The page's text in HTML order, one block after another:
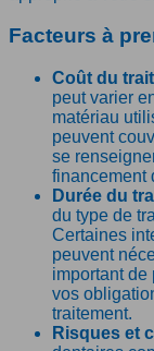
Facteurs à
Coût du
peut varier
matériau
peuvent
se
financement
Durée du
du type de
Certaines
peuvent
important de
vos
traitement.
Risques et